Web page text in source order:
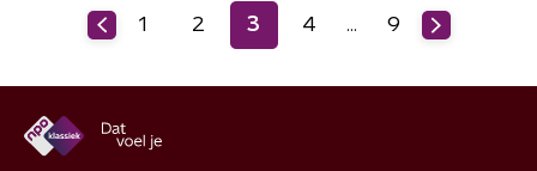
1 2 3 4 … 9